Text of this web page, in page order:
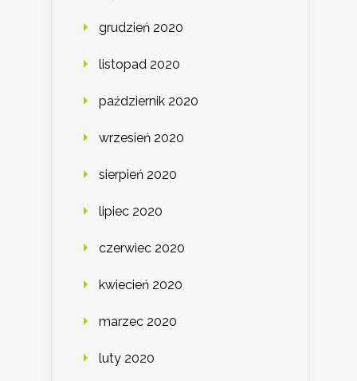
grudzień 2020
listopad 2020
październik 2020
wrzesień 2020
sierpień 2020
lipiec 2020
czerwiec 2020
kwiecień 2020
marzec 2020
luty 2020